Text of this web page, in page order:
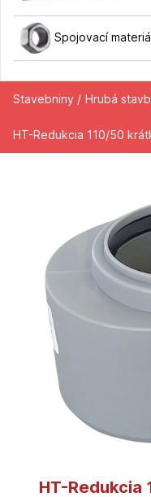
Spojovací
Stavebniny / Hrubá
HT-Redukcia 110/50
HT-Redukcia